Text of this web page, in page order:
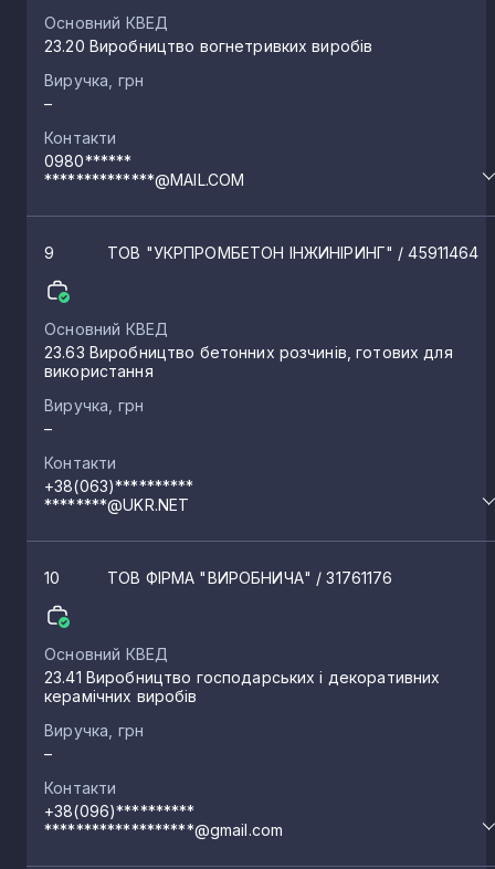
Основний КВЕД
23.20 Виробництво вогнетривких виробів
Виручка, грн
–
Контакти
0980******
**************@MAIL.COM
9 ТОВ "УКРПРОМБЕТОН ІНЖИНІРИНГ" / 45911464
Основний КВЕД
23.63 Виробництво бетонних розчинів, готових для
використання
Виручка, грн
–
Контакти
+38(063)**********
********@UKR.NET
10 ТОВ ФІРМА "ВИРОБНИЧА" / 31761176
Основний КВЕД
23.41 Виробництво господарських і декоративних
керамічних виробів
Виручка, грн
–
Контакти
+38(096)**********
*******************@gmail.com